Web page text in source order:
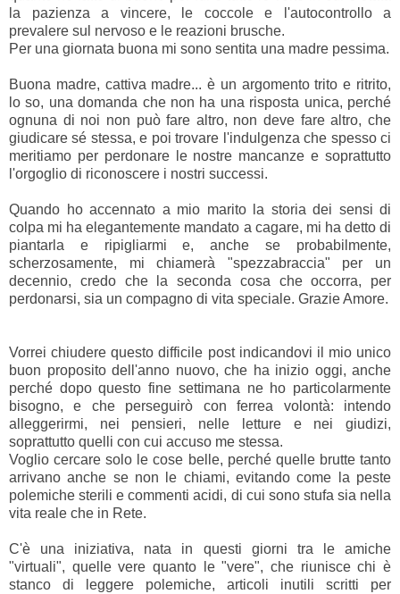
la pazienza a vincere, le coccole e l'autocontrollo a
prevalere sul nervoso e le reazioni brusche.
Per una giornata buona mi sono sentita una madre pessima.
Buona madre, cattiva madre... è un argomento trito e ritrito,
lo so, una domanda che non ha una risposta unica, perché
ognuna di noi non può fare altro, non deve fare altro, che
giudicare sé stessa, e poi trovare l'indulgenza che spesso ci
meritiamo per perdonare le nostre mancanze e soprattutto
l'orgoglio di riconoscere i nostri successi.
Quando ho accennato a mio marito la storia dei sensi di
colpa mi ha elegantemente mandato a cagare, mi ha detto di
piantarla e ripigliarmi e, anche se probabilmente,
scherzosamente, mi chiamerà "spezzabraccia" per un
decennio, credo che la seconda cosa che occorra, per
perdonarsi, sia un compagno di vita speciale. Grazie Amore.
Vorrei chiudere questo difficile post indicandovi il mio unico
buon proposito dell'anno nuovo, che ha inizio oggi, anche
perché dopo questo fine settimana ne ho particolarmente
bisogno, e che perseguirò con ferrea volontà: intendo
alleggerirmi, nei pensieri, nelle letture e nei giudizi,
soprattutto quelli con cui accuso me stessa.
Voglio cercare solo le cose belle, perché quelle brutte tanto
arrivano anche se non le chiami, evitando come la peste
polemiche sterili e commenti acidi, di cui sono stufa sia nella
vita reale che in Rete.
C'è una iniziativa, nata in questi giorni tra le amiche
"virtuali", quelle vere quanto le "vere", che riunisce chi è
stanco di leggere polemiche, articoli inutili scritti per